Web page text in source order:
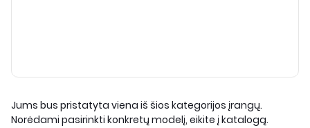
Jums bus pristatyta viena iš šios kategorijos įrangų.
Norėdami pasirinkti konkretų modelį, eikite į katalogą.